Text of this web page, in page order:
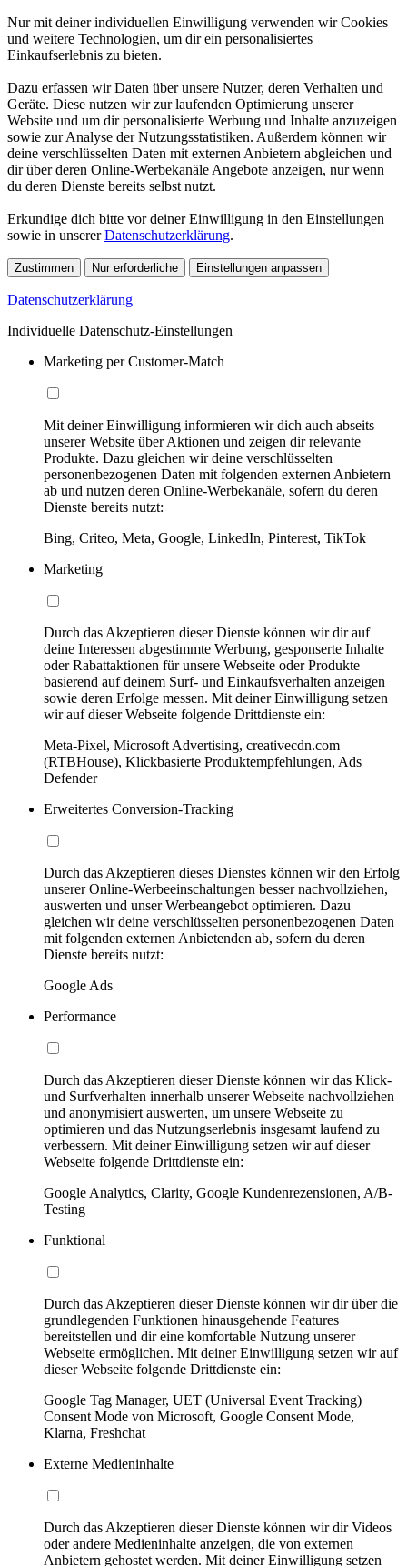
Nur mit deiner individuellen Einwilligung verwenden wir Cookies
und weitere Technologien, um dir ein personalisiertes
Einkaufserlebnis zu bieten.
Dazu erfassen wir Daten über unsere Nutzer, deren Verhalten und
Geräte. Diese nutzen wir zur laufenden Optimierung unserer
Website und um dir personalisierte Werbung und Inhalte anzuzeigen
sowie zur Analyse der Nutzungsstatistiken. Außerdem können wir
deine verschlüsselten Daten mit externen Anbietern abgleichen und
dir über deren Online-Werbekanäle Angebote anzeigen, nur wenn
du deren Dienste bereits selbst nutzt.
Erkundige dich bitte vor deiner Einwilligung in den Einstellungen
sowie in unsererDatenschutzerklärung.
Zustimmen Nur erforderliche Einstellungen anpassen
Datenschutzerklärung
Individuelle Datenschutz-Einstellungen
Marketing per Customer-Match
Mit deiner Einwilligung informieren wir dich auch abseits
unserer Website über Aktionen und zeigen dir relevante
Produkte. Dazu gleichen wir deine verschlüsselten
personenbezogenen Daten mit folgenden externen Anbietern
ab und nutzen deren Online-Werbekanäle, sofern du deren
Dienste bereits nutzt:
Bing, Criteo, Meta, Google, LinkedIn, Pinterest, TikTok
Marketing
Durch das Akzeptieren dieser Dienste können wir dir auf
deine Interessen abgestimmte Werbung, gesponserte Inhalte
oder Rabattaktionen für unsere Webseite oder Produkte
basierend auf deinem Surf- und Einkaufsverhalten anzeigen
sowie deren Erfolge messen. Mit deiner Einwilligung setzen
wir auf dieser Webseite folgende Drittdienste ein:
Meta-Pixel, Microsoft Advertising, creativecdn.com
(RTBHouse), Klickbasierte Produktempfehlungen, Ads
Defender
Erweitertes Conversion-Tracking
Durch das Akzeptieren dieses Dienstes können wir den Erfolg
unserer Online-Werbeeinschaltungen besser nachvollziehen,
auswerten und unser Werbeangebot optimieren. Dazu
gleichen wir deine verschlüsselten personenbezogenen Daten
mit folgenden externen Anbietenden ab, sofern du deren
Dienste bereits nutzt:
Google Ads
Performance
Durch das Akzeptieren dieser Dienste können wir das Klick-
und Surfverhalten innerhalb unserer Webseite nachvollziehen
und anonymisiert auswerten, um unsere Webseite zu
optimieren und das Nutzungserlebnis insgesamt laufend zu
verbessern. Mit deiner Einwilligung setzen wir auf dieser
Webseite folgende Drittdienste ein:
Google Analytics, Clarity, Google Kundenrezensionen, A/B-
Testing
Funktional
Durch das Akzeptieren dieser Dienste können wir dir über die
grundlegenden Funktionen hinausgehende Features
bereitstellen und dir eine komfortable Nutzung unserer
Webseite ermöglichen. Mit deiner Einwilligung setzen wir auf
dieser Webseite folgende Drittdienste ein:
Google Tag Manager, UET (Universal Event Tracking)
Consent Mode von Microsoft, Google Consent Mode,
Klarna, Freshchat
Externe Medieninhalte
Durch das Akzeptieren dieser Dienste können wir dir Videos
oder andere Medieninhalte anzeigen, die von externen
Anbietern gehostet werden. Mit deiner Einwilligung setzen